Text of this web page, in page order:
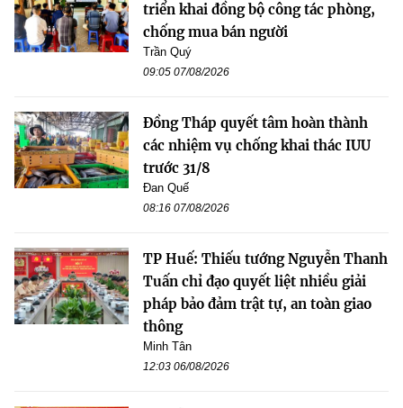
triển khai đồng bộ công tác phòng,
chống mua bán người
Trần Quý
09:05 07/08/2026
Đồng Tháp quyết tâm hoàn thành
các nhiệm vụ chống khai thác IUU
trước 31/8
Đan Quế
08:16 07/08/2026
TP Huế: Thiếu tướng Nguyễn Thanh
Tuấn chỉ đạo quyết liệt nhiều giải
pháp bảo đảm trật tự, an toàn giao
thông
Minh Tân
12:03 06/08/2026